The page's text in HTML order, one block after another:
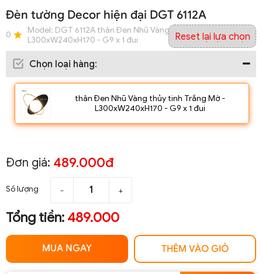
Đèn tường Decor hiện đại DGT 6112A
0 Model: DGT 6112A thân Đen Nhũ Vàng thủy tinh Trắng Mờ -
L300xW240xH170 - G9 x 1 đui
Chọn loại hàng:
thân Đen Nhũ Vàng thủy tinh Trắng Mờ -
L300xW240xH170 - G9 x 1 đui
Reset lại lựa chọn
Đơn giá: 489.000đ
Số lượng - +
Tổng tiền: 489.000
MUA NGAY THÊM VÀO GIỎ